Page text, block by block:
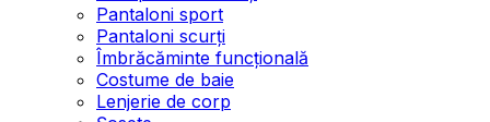
Pantaloni sport
Pantaloni scurți
Îmbrăcăminte funcțională
Costume de baie
Lenjerie de corp